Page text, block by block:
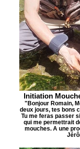
Initiation
"Bonjour Romain,
deux jours, tes bons
Tu me feras passer
qui me permettrait
mouches. A une